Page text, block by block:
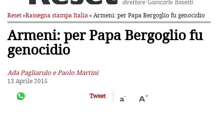
Reset»Rassegna stampa Italia» Armeni: per Papa Bergoglio fu genocidio
Armeni: per Papa Bergoglio fu
genocidio
Ada Pagliarulo e Paolo Martini
13 Aprile 2015
Tweet
a- A+